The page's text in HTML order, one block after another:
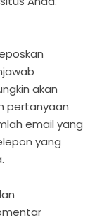
akan
pertanyaan
email yang
yang